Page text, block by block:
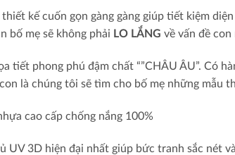
kế cuốn gọn gàng gàng giúp tiết kiệm
bố mẹ sẽ không phải LO LẮNG về vấn đề
tiết phong phú đậm chất “”CHÂU ÂU”. Có
là chúng tôi sẽ tìm cho bố mẹ những mẫu
cao cấp chống nắng 100%
UV 3D hiện đại nhất giúp bức tranh sắc nét